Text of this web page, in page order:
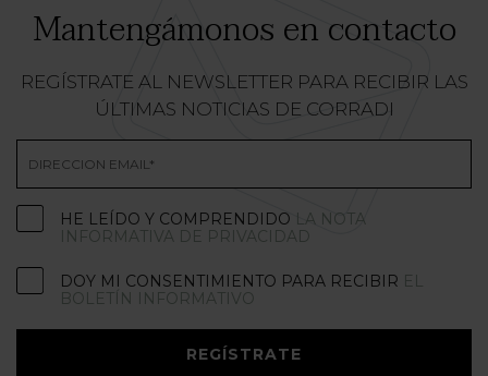
Mantengámonos en contacto
REGÍSTRATE AL NEWSLETTER PARA RECIBIR LAS
ÚLTIMAS NOTICIAS DE CORRADI
HE LEÍDO Y COMPRENDIDO LA NOTA
INFORMATIVA DE PRIVACIDAD
DOY MI CONSENTIMIENTO PARA RECIBIR EL
BOLETÍN INFORMATIVO
REGÍSTRATE